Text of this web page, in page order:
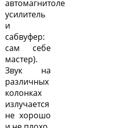
автомагнитоле
усилитель
и
сабвуфер:
сам себе
мастер).
Звук на
различных
колонках
излучается
не хорошо